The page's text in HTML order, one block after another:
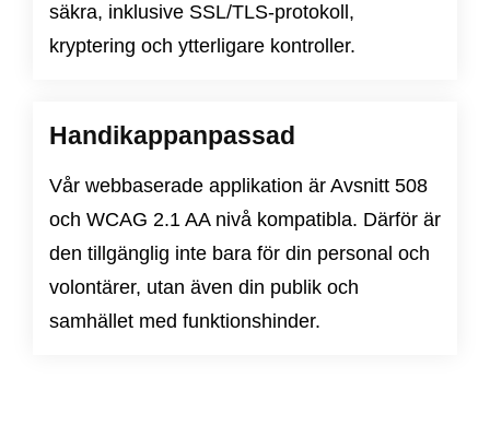
säkra, inklusive SSL/TLS-protokoll,
kryptering och ytterligare kontroller.
Handikappanpassad
Vår webbaserade applikation är Avsnitt 508
och WCAG 2.1 AA nivå kompatibla. Därför är
den tillgänglig inte bara för din personal och
volontärer, utan även din publik och
samhället med funktionshinder.